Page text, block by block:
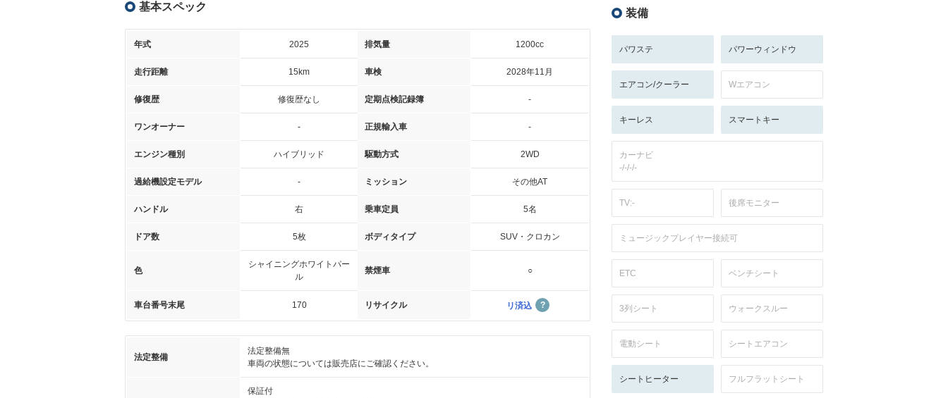
基本スペック
年式 2025 排気量 1200cc
走行距離 15km 車検 2028年11月
修復歴 修復歴なし 定期点検記録簿 -
ワンオーナー - 正規輸入車 -
エンジン種別 ハイブリッド 駆動方式 2WD
過給機設定モデル - ミッション その他AT
ハンドル 右 乗車定員 5名
ドア数 5枚 ボディタイプ SUV・クロカン
色
シャイニングホワイトパー
ル
禁煙車 ○
車台番号末尾 170 リサイクル リ済込
法定整備
法定整備無
車両の状態については販売店にご確認ください。
保証付
装備
パワステ パワーウィンドウ
エアコン/クーラー Wエアコン
キーレス スマートキー
カーナビ
-/-/-/-
TV:- 後席モニター
ミュージックプレイヤー接続可
ETC ベンチシート
3列シート ウォークスルー
電動シート シートエアコン
シートヒーター フルフラットシート